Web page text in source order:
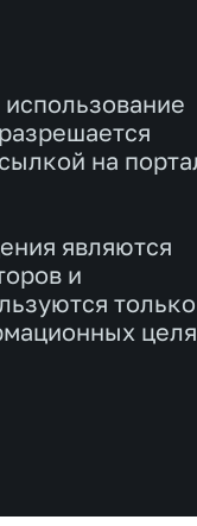
на
являются
и